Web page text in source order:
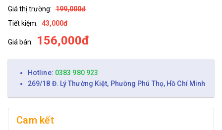
Giá thị trường: 199,000đ
Tiết kiệm: 43,000đ
Giá bán: 156,000đ
Hotline: 0383 980 923
269/18 Đ. Lý Thường Kiệt, Phường Phú Thọ, Hồ Chí Minh
Cam kết